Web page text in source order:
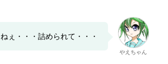
ぇ・・・詰められて・・・
やえちゃん